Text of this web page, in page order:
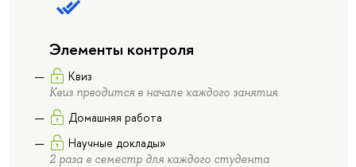
Элементы контроля
Квиз
Квиз прводится в начале каждого занятия
Домашняя работа
Научные доклады»
2 раза в семестр для каждого студента